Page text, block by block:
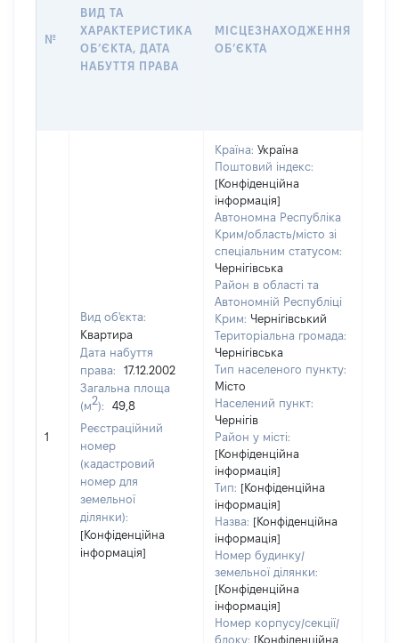
№
ВИД ТА
ХАРАКТЕРИСТИКА
ОБʼЄКТА, ДАТА
НАБУТТЯ ПРАВА
МІСЦЕЗНАХОДЖЕННЯ
ОБʼЄКТА
1
Вид об'єкта:
Квартира
Дата набуття
права:
17.12.2002
Загальна площа
(м2):
49,8
Реєстраційний
номер
(кадастровий
номер для
земельної
ділянки):
[Конфіденційна
інформація]
Країна: Україна
Поштовий індекс:
[Конфіденційна
інформація]
Автономна Республіка
Крим/область/місто зі
спеціальним статусом:
Чернігівська
Район в області та
Автономній Республіці
Крим: Чернігівський
Територіальна громада:
Чернігівська
Тип населеного пункту:
Місто
Населений пункт:
Чернігів
Район у місті:
[Конфіденційна
інформація]
Тип: [Конфіденційна
інформація]
Назва: [Конфіденційна
інформація]
Номер будинку/
земельної ділянки:
[Конфіденційна
інформація]
Номер корпусу/секції/
блоку: [Конфіденційна